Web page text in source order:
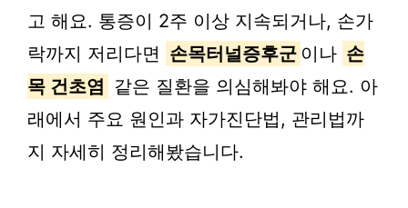
고 해요. 통증이 2주 이상 지속되거나, 손가
락까지 저리다면 손목터널증후군 이나 손
목 건초염 같은 질환을 의심해봐야 해요. 아
래에서 주요 원인과 자가진단법, 관리법까
지 자세히 정리해봤습니다.